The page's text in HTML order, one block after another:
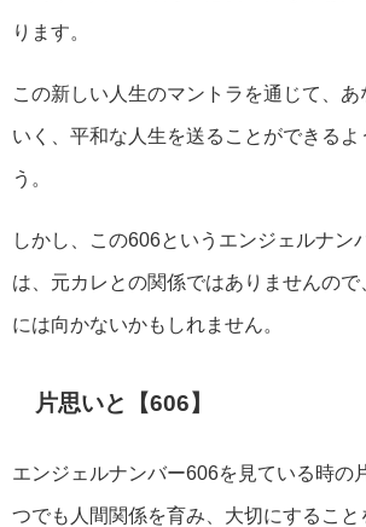
ります。
この新しい人生のマントラを通じて、
いく、平和な人生を送ることができるよ
う。
しかし、この606というエンジェルナン
は、元カレとの関係ではありませんので
には向かないかもしれません。
片思いと【606】
エンジェルナンバー606を見ている時の
つでも人間関係を育み、大切にすること